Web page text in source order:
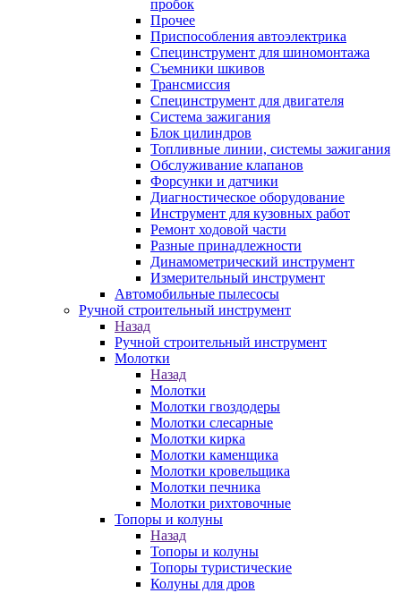
пробок
Прочее
Приспособления автоэлектрика
Специнструмент для шиномонтажа
Съемники шкивов
Трансмиссия
Специнструмент для двигателя
Система зажигания
Блок цилиндров
Топливные линии, системы зажигания
Обслуживание клапанов
Форсунки и датчики
Диагностическое оборудование
Инструмент для кузовных работ
Ремонт ходовой части
Разные принадлежности
Динамометрический инструмент
Измерительный инструмент
Автомобильные пылесосы
Ручной строительный инструмент
Назад
Ручной строительный инструмент
Молотки
Назад
Молотки
Молотки гвоздодеры
Молотки слесарные
Молотки кирка
Молотки каменщика
Молотки кровельщика
Молотки печника
Молотки рихтовочные
Топоры и колуны
Назад
Топоры и колуны
Топоры туристические
Колуны для дров